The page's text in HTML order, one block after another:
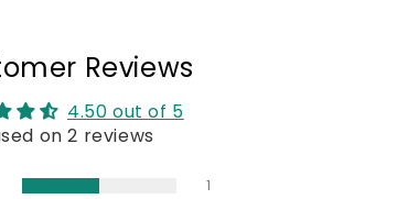
Reviews
4.50 out of 5
on 2 reviews
1